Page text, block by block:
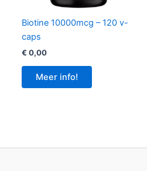
Biotine 10000mcg – 120 v-
caps
€ 0,00
Meer info!